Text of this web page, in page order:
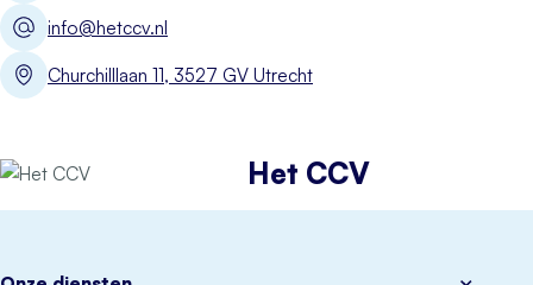
info@hetccv.nl
Churchilllaan 11, 3527 GV Utrecht
Het CCV